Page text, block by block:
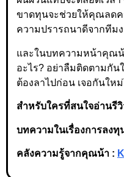
ขาดทุนจะช่วยให้คุณลดค
ความปรารถนาดีจากทีม
และในบทความหน้าคุณ
อะไร? อย่าลืมติดตามกั
ต้องลาไปก่อน เจอกันให
สำหรับใครที่สนใจอ่านรีวิ
บทความในเรื่องการลงทุ
คลังความรู้จากคุณน้า :